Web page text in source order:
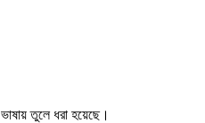
তুলে ধরা হয়েছে।